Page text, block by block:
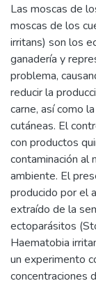
Las moscas de
moscas de los
irritans) son los
ganadería y
problema,
reducir la
carne, así como
cutáneas. El
con productos
contaminación al
ambiente. El
producido por el
extraído de la
ectoparásitos
Haematobia
un experimento
concentraciones